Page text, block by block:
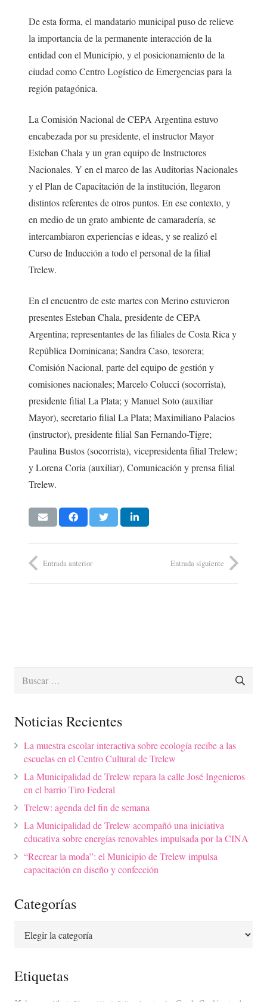
De esta forma, el mandatario municipal puso de relieve
la importancia de la permanente interacción de la
entidad con el Municipio, y el posicionamiento de la
ciudad como Centro Logístico de Emergencias para la
región patagónica.
La Comisión Nacional de CEPA Argentina estuvo
encabezada por su presidente, el instructor Mayor
Esteban Chala y un gran equipo de Instructores
Nacionales. Y en el marco de las Auditorias Nacionales
y el Plan de Capacitación de la institución, llegaron
distintos referentes de otros puntos. En ese contexto, y
en medio de un grato ambiente de camaradería, se
intercambiaron experiencias e ideas, y se realizó el
Curso de Inducción a todo el personal de la filial
Trelew.
En el encuentro de este martes con Merino estuvieron
presentes Esteban Chala, presidente de CEPA
Argentina; representantes de las filiales de Costa Rica y
República Dominicana; Sandra Caso, tesorera;
Comisión Nacional, parte del equipo de gestión y
comisiones nacionales; Marcelo Colucci (socorrista),
presidente filial La Plata; y Manuel Soto (auxiliar
Mayor), secretario filial La Plata; Maximiliano Palacios
(instructor), presidente filial San Fernando-Tigre;
Paulina Bustos (socorrista), vicepresidenta filial Trelew;
y Lorena Coria (auxiliar), Comunicación y prensa filial
Trelew.
Entrada anterior Entrada siguiente
Buscar:
Noticias Recientes
La muestra escolar interactiva sobre ecología recibe a las
escuelas en el Centro Cultural de Trelew
La Municipalidad de Trelew repara la calle José Ingenieros
en el barrio Tiro Federal
Trelew: agenda del fin de semana
La Municipalidad de Trelew acompañó una iniciativa
educativa sobre energías renovables impulsada por la CINA
“Recrear la moda”: el Municipio de Trelew impulsa
capacitación en diseño y confección
Categorías
Categorías
Etiquetas